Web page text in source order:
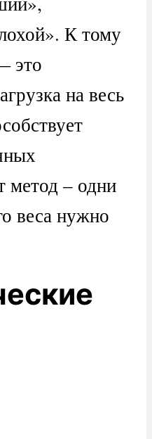
К тому
на весь
метод – одни
веса нужно